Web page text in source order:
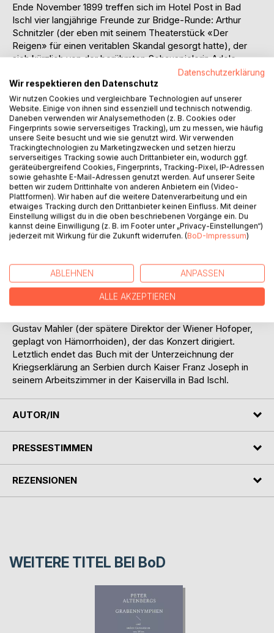
Ende November 1899 treffen sich im Hotel Post in Bad
Ischl vier langjährige Freunde zur Bridge-Runde: Arthur
Schnitzler (der eben mit seinem Theaterstück «Der
Reigen» für einen veritablen Skandal gesorgt hatte), der
sich kürzlich von der berühmten Schauspielerin Adele
Sandrock getrennt hat, um sie seinem Kumpel Felix Salten
(der berühmte Autor von Bambi und mutmaßlich der
Biographie der Mutzenbacherin, der Wiener
Edelprostituierten) zu überlassen; zudem der
scharfzüngige Karl Kraus (der Herausgeber der Zeitschrift
«Die Fackel» und spätere Autor des Theaterstücks «Die
letzten Tage der Menschheit» über den Ersten Weltkrieg),
zusammen mit dem herausragenden Volksschauspieler
Alexander «Xandl» Girardi (Erfinder des Girardi-Huts und
des Girardi-Stocks, der Paraderollen mit Katharina Schratt,
der zeitweiligen Maitresse von Kaiser Franz Joseph, auf
der Bühne verkörpert).
Dabei geht es um ein Treffen diverser Komponisten, die
teilweise miteinander im Kurtheater von Bad Ischl auftreten:
als Pianist in seinem zu Lebzeiten nie veröffentlichten
Stück «Carnaval des animaux» spielt, Franz Lehár, der
gerade seine furiose Karriere als Operetten-Komponist
(«Wiener Frauen» mit Girardi in einer der Hauptrollen)
Gustav Mahler (der spätere Direktor der Wiener Hofoper,
geplagt von Hämorrhoiden), der das Konzert dirigiert.
Letztlich endet das Buch mit der Unterzeichnung der
Kriegserklärung an Serbien durch Kaiser Franz Joseph in
seinem Arbeitszimmer in der Kaiservilla in Bad Ischl.
AUTOR/IN
PRESSESTIMMEN
REZENSIONEN
WEITERE TITEL BEI BoD
Datenschutzerklärung
Wir respektieren den Datenschutz
Wir nutzen Cookies und vergleichbare Technologien auf unserer
Website. Einige von ihnen sind essenziell und technisch notwendig.
Daneben verwenden wir Analysemethoden (z. B. Cookies oder
Fingerprints sowie serverseitiges Tracking), um zu messen, wie häufig
unsere Seite besucht und wie sie genutzt wird. Wir verwenden
Trackingtechnologien zu Marketingzwecken und setzen hierzu
serverseitiges Tracking sowie auch Drittanbieter ein, wodurch ggf.
geräteübergreifend Cookies, Fingerprints, Tracking-Pixel, IP-Adressen
sowie gehashte E-Mail-Adressen genutzt werden. Auf unserer Seite
betten wir zudem Drittinhalte von anderen Anbietern ein (Video-
Plattformen). Wir haben auf die weitere Datenverarbeitung und ein
etwaiges Tracking durch den Drittanbieter keinen Einfluss. Mit deiner
Einstellung willigst du in die oben beschriebenen Vorgänge ein. Du
kannst deine Einwilligung (z. B. im Footer unter „Privacy-Einstellungen“)
jederzeit mit Wirkung für die Zukunft widerrufen. (BoD-Impressum)
ABLEHNEN ANPASSEN
ALLE AKZEPTIEREN